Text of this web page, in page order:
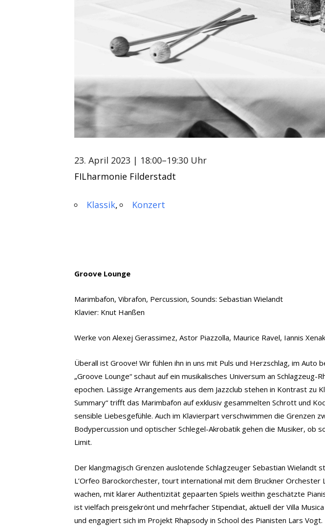
23. April 2023 | 18:00–19:30 Uhr
FILharmonie Filderstadt
Klassik Konzert
Groove Lounge
Marimbafon, Vibrafon, Percussion, Sounds: Sebastian Wielandt
Klavier: Knut Hanßen
Werke von Alexej Gerassimez, Astor Piazzolla, Maurice Ravel, Iannis
Überall ist Groove! Wir fühlen ihn in uns mit Puls und Herzschlag, im
„Groove Lounge“ schaut auf ein musikalisches Universum an
epochen. Lässige Arrangements aus dem Jazzclub stehen in Kontrast zu
Summary“ trifft das Marimbafon auf exklusiv gesam­melten Schrott und
sensible Liebesgefühle. Auch im Klavierpart verschwimmen die Grenzen
Bodypercussion und optischer Schlegel-Akrobatik gehen die Musiker, ob
Limit.
Der klangmagisch Grenzen auslotende Schlagzeuger Sebastian
L’Orfeo Barockorchester, tourt international mit dem Bruckner
wachen, mit klarer Authentizität gepaarten Spiels weithin geschätzte
ist vielfach preisgekrönt und mehrfacher Stipendiat, aktuell der Villa
und engagiert sich im Projekt Rhapsody in School des Pianisten Lars Vogt.